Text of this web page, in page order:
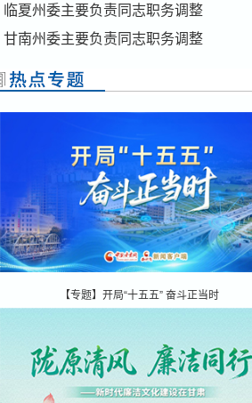
临夏州委主要负责同志职务调整
甘南州委主要负责同志职务调整
【专题】开局“十五五” 奋斗正当时